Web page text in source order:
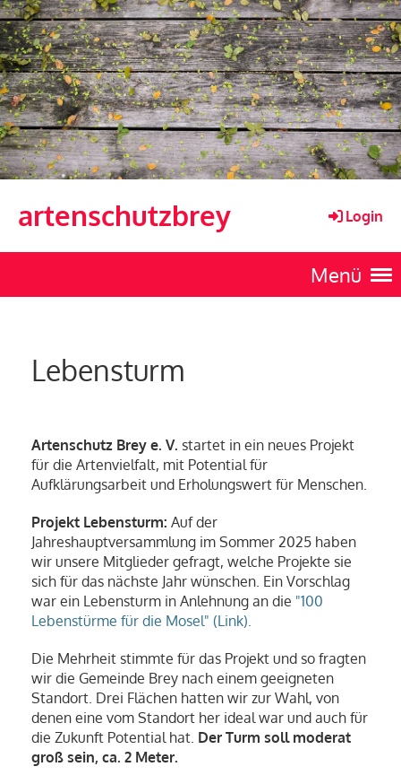
artenschutzbrey Login
Menü
Lebensturm
Artenschutz Brey e. V. startet in ein neues Projekt
für die Artenvielfalt, mit Potential für
Aufklärungsarbeit und Erholungswert für Menschen.
Projekt Lebensturm: Auf der
Jahreshauptversammlung im Sommer 2025 haben
wir unsere Mitglieder gefragt, welche Projekte sie
sich für das nächste Jahr wünschen. Ein Vorschlag
war ein Lebensturm in Anlehnung an die "100
Lebenstürme für die Mosel" (Link).
Die Mehrheit stimmte für das Projekt und so fragten
wir die Gemeinde Brey nach einem geeigneten
Standort. Drei Flächen hatten wir zur Wahl, von
denen eine vom Standort her ideal war und auch für
die Zukunft Potential hat. Der Turm soll moderat
groß sein, ca. 2 Meter.